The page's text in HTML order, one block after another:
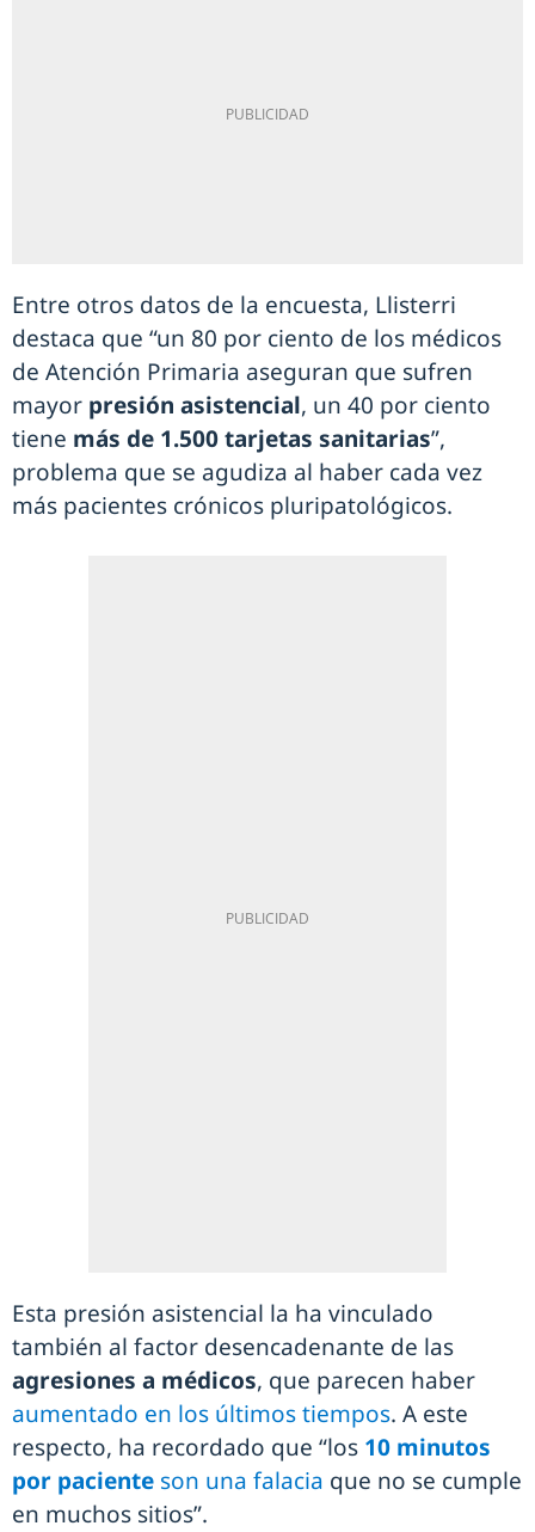
Entre otros datos de la encuesta, Llisterri
destaca que “un 80 por ciento de los médicos
de Atención Primaria aseguran que sufren
mayor presión asistencial, un 40 por ciento
tiene más de 1.500 tarjetas sanitarias”,
problema que se agudiza al haber cada vez
más pacientes crónicos pluripatológicos.
Esta presión asistencial la ha vinculado
también al factor desencadenante de las
agresiones a médicos, que parecen haber
aumentado en los últimos tiempos. A este
respecto, ha recordado que “los 10 minutos
por paciente son una falacia que no se cumple
en muchos sitios”.